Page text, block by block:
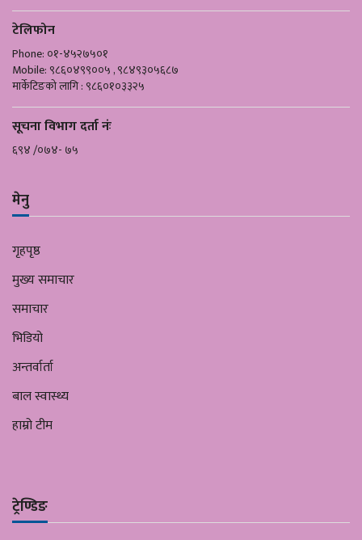
टेलिफोन
Phone: ०१-४५२७५०१
Mobile: ९८६०४९९००५ , ९८४९३०५६८७
मार्केटिङको लागि : ९८६०१०३३२५
सूचना विभाग दर्ता नंः
६९४ /०७४- ७५
मेनु
गृहपृष्ठ
मुख्य समाचार
समाचार
भिडियो
अन्तर्वार्ता
बाल स्वास्थ्य
हाम्रो टीम
ट्रेण्डिङ